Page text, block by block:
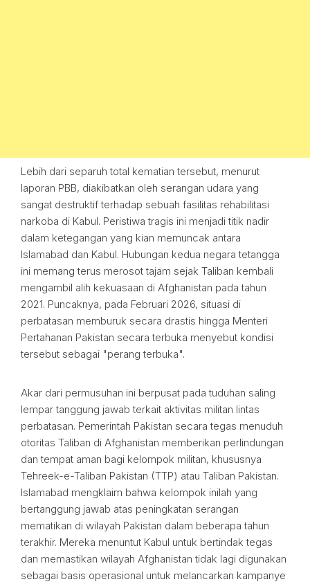
Lebih dari separuh total kematian tersebut, menurut
laporan PBB, diakibatkan oleh serangan udara yang
sangat destruktif terhadap sebuah fasilitas rehabilitasi
narkoba di Kabul. Peristiwa tragis ini menjadi titik nadir
dalam ketegangan yang kian memuncak antara
Islamabad dan Kabul. Hubungan kedua negara tetangga
ini memang terus merosot tajam sejak Taliban kembali
mengambil alih kekuasaan di Afghanistan pada tahun
2021. Puncaknya, pada Februari 2026, situasi di
perbatasan memburuk secara drastis hingga Menteri
Pertahanan Pakistan secara terbuka menyebut kondisi
tersebut sebagai "perang terbuka".
Akar dari permusuhan ini berpusat pada tuduhan saling
lempar tanggung jawab terkait aktivitas militan lintas
perbatasan. Pemerintah Pakistan secara tegas menuduh
otoritas Taliban di Afghanistan memberikan perlindungan
dan tempat aman bagi kelompok militan, khususnya
Tehreek-e-Taliban Pakistan (TTP) atau Taliban Pakistan.
Islamabad mengklaim bahwa kelompok inilah yang
bertanggung jawab atas peningkatan serangan
mematikan di wilayah Pakistan dalam beberapa tahun
terakhir. Mereka menuntut Kabul untuk bertindak tegas
dan memastikan wilayah Afghanistan tidak lagi digunakan
sebagai basis operasional untuk melancarkan kampanye